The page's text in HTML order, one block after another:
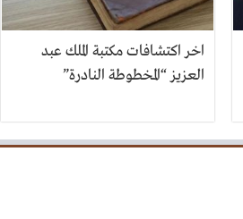
اخر اكتشافات مكتبة الملك عبد
العزيز “المخطوطة النادرة”